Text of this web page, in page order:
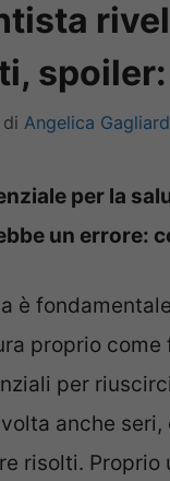
di Angelica
per la
un errore:
è
proprio
per
anche
risolti.